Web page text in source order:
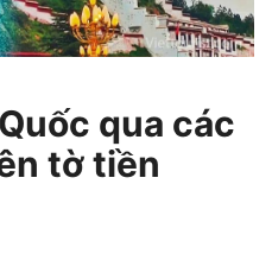
qua các
tờ tiền